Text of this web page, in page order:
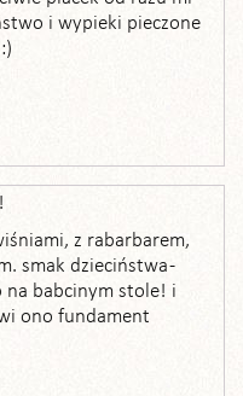
i wypieki pieczone
z rabarbarem,
smak dzieciństwa -
na babcinym stole! i
ono fundament